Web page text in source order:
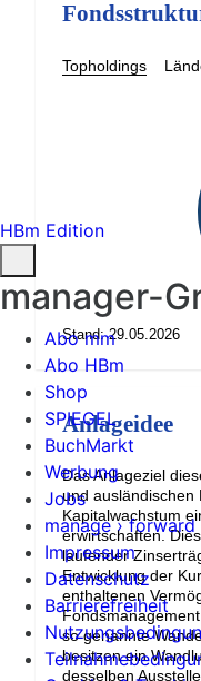
Topholdings
Stand: 29.05.2026
Anlageidee
Das Anlageziel
und ausländischen
Kapitalwachstum
erwirtschaften.
laufender
Entwicklung der
enthaltenen
so genannte
besitzen ein
desselben
HBm Edition
manager-
Abo mm
Abo HBm
Shop
SPIEGEL
BuchMarkt
Werbung
Jobs
manage › forward
Impressum
Datenschutz
Barrierefreiheit